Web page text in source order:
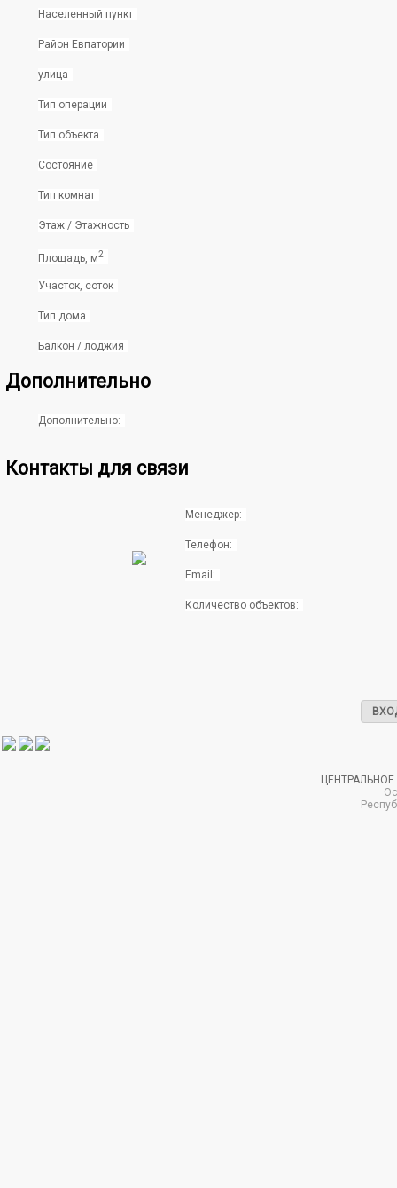
Населенный пункт
Район Евпатории
улица
Тип операции
Тип объекта
Состояние
Тип комнат
Этаж / Этажность
Площадь, м2
Участок, соток
Тип дома
Балкон / лоджия
Дополнительно
Дополнительно:
Контакты для связи
Менеджер:
Телефон:
Email:
Количество объектов: